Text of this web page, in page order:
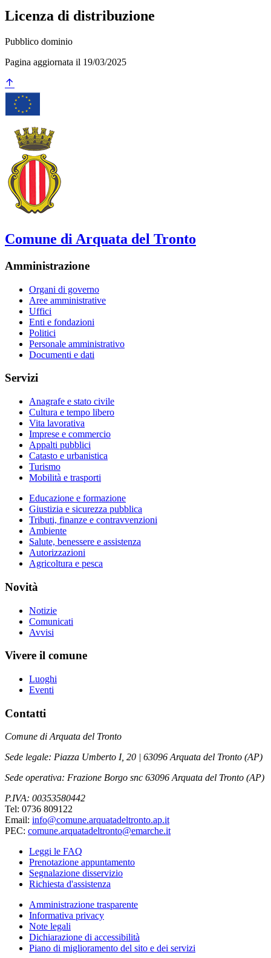
Licenza di distribuzione
Pubblico dominio
Pagina aggiornata il 19/03/2025
Comune di Arquata del Tronto
Amministrazione
Organi di governo
Aree amministrative
Uffici
Enti e fondazioni
Politici
Personale amministrativo
Documenti e dati
Servizi
Anagrafe e stato civile
Cultura e tempo libero
Vita lavorativa
Imprese e commercio
Appalti pubblici
Catasto e urbanistica
Turismo
Mobilità e trasporti
Educazione e formazione
Giustizia e sicurezza pubblica
Tributi, finanze e contravvenzioni
Ambiente
Salute, benessere e assistenza
Autorizzazioni
Agricoltura e pesca
Novità
Notizie
Comunicati
Avvisi
Vivere il comune
Luoghi
Eventi
Contatti
Comune di Arquata del Tronto
Sede legale: Piazza Umberto I, 20 | 63096 Arquata del Tronto (AP)
Sede operativa: Frazione Borgo snc 63096 Arquata del Tronto (AP)
P.IVA: 00353580442
Tel: 0736 809122
Email: info@comune.arquatadeltronto.ap.it
PEC: comune.arquatadeltronto@emarche.it
Leggi le FAQ
Prenotazione appuntamento
Segnalazione disservizio
Richiesta d'assistenza
Amministrazione trasparente
Informativa privacy
Note legali
Dichiarazione di accessibilità
Piano di miglioramento del sito e dei servizi